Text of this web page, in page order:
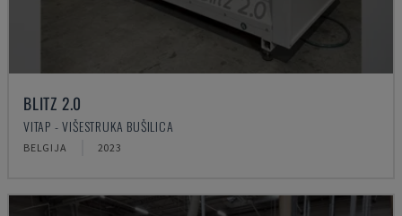
BLITZ 2.0
VITAP - VIŠESTRUKA BUŠILICA
BELGIJA 2023